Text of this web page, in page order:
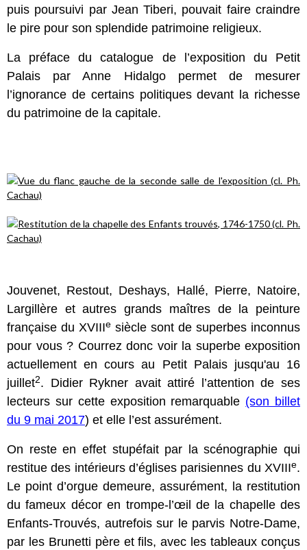
puis poursuivi par Jean Tiberi, pouvait faire craindre
le pire pour son splendide patrimoine religieux.
La préface du catalogue de l’exposition du Petit
Palais par Anne Hidalgo permet de mesurer
l’ignorance de certains politiques devant la richesse
du patrimoine de la capitale.
Jouvenet, Restout, Deshays, Hallé, Pierre, Natoire,
Largillère et autres grands maîtres de la peinture
française du XVIIIe siècle sont de superbes inconnus
pour vous ? Courrez donc voir la superbe exposition
actuellement en cours au Petit Palais jusqu'au 16
juillet2. Didier Rykner avait attiré l’attention de ses
lecteurs sur cette exposition remarquable (son billet
du 9 mai 2017) et elle l’est assurément.
On reste en effet stupéfait par la scénographie qui
restitue des intérieurs d’églises parisiennes du XVIIIe.
Le point d’orgue demeure, assurément, la restitution
du fameux décor en trompe-l’œil de la chapelle des
Enfants-Trouvés, autrefois sur le parvis Notre-Dame,
par les Brunetti père et fils, avec les tableaux conçus